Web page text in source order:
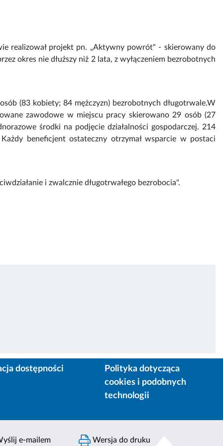
realizował projekt pn. „Aktywny powrót" - skierowany do
okres nie dłuższy niż 2 lata, z wyłączeniem bezrobotnych
(83 kobiety; 84 mężczyzn) bezrobotnych długotrwale.W
zawodowe w miejscu pracy skierowano 29 osób (27
środki na podjęcie działalności gospodarczej. 214
beneficjent ostateczny otrzymał wsparcie w postaci
i zwalcznie długotrwałego bezrobocia".
dostępności
Polityka dotycząca
cookies i podobnych
technologii
e-mailem Wersja do druku